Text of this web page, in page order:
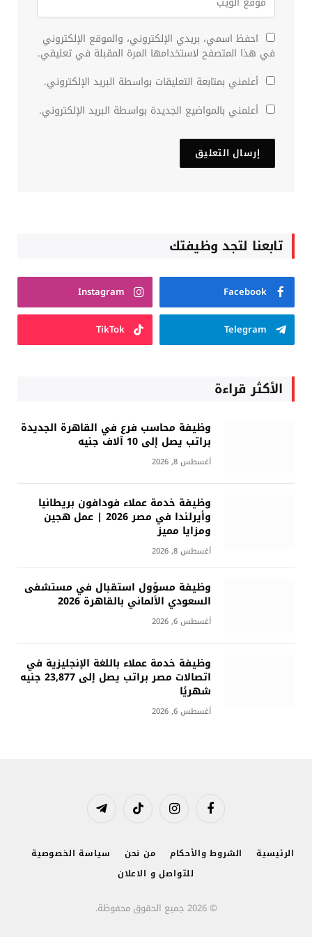
احفظ اسمي، بريدي الإلكتروني، والموقع الإلكتروني
في هذا المتصفح لاستخدامها المرة المقبلة في تعليقي.
أعلمني بمتابعة التعليقات بواسطة البريد الإلكتروني.
أعلمني بالمواضيع الجديدة بواسطة البريد الإلكتروني.
تابعنا لتجد وظيفتك
Facebook
Instagram
Telegram
TikTok
الأكثر قراءة
وظيفة محاسب فرع في القاهرة الجديدة
براتب يصل إلى 10 آلاف جنيه
أغسطس 8, 2026
وظيفة خدمة عملاء فودافون بريطانيا
وأيرلندا في مصر 2026 | عمل هجين
ومزايا مميز
أغسطس 8, 2026
وظيفة مسؤول استقبال في مستشفى
السعودي الألماني بالقاهرة 2026
أغسطس 6, 2026
وظيفة خدمة عملاء باللغة الإنجليزية في
اتصالات مصر براتب يصل إلى 23,877 جنيه
شهريًا
أغسطس 6, 2026
فيسبوك الانستغرامتيكتوك تيلقرام
الرئيسية الشروط والأحكام من نحن
سياسة الخصوصية
للتواصل و الاعلان
© 2026 جميع الحقوق محفوظة.